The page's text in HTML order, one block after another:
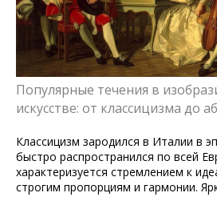
Популярные течения в
искусстве: от классицизма до
Классицизм зародился в Италии в
быстро распространился по всей
характеризуется стремлением к
строгим пропорциям и гармонии.